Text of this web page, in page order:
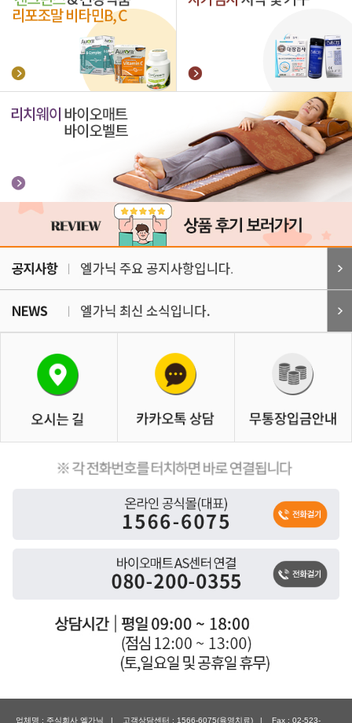
업체명 : 주식회사 엘가닉 | 고객상담센터 : 1566-6075(육영치료) | Fax : 02-523-